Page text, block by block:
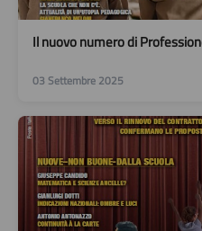
Il nuovo numero di
03 Settembre 2025